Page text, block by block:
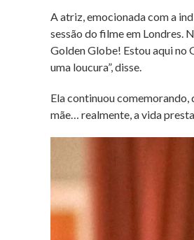
A atriz, emocionada com a
sessão do filme em Londres.
Golden Globe! Estou aqui no
uma loucura”, disse.
Ela continuou comemorando,
mãe… realmente, a vida